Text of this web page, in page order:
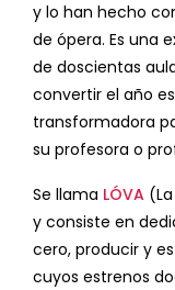
y lo han hecho
de ópera. Es una
de doscientas
convertir el año
transformadora
su profesora o
Se llama LÓVA
y consiste en
cero, producir y
cuyos estrenos